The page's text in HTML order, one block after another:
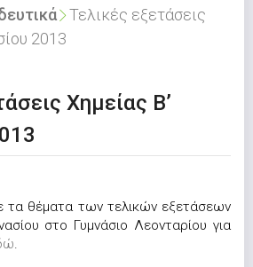
Τελικές εξετάσεις
2013
Χημείας Β’
τα θέματα των τελικών εξετάσεων
στο Γυμνάσιο Λεονταρίου για
.